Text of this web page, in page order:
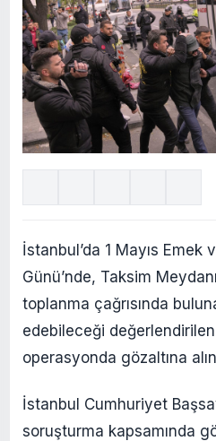
İstanbul’da 1 Mayıs Emek
Günü’nde, Taksim
toplanma çağrısında
edebileceği
operasyonda gözaltına
İstanbul Cumhuriyet
soruşturma kapsamında